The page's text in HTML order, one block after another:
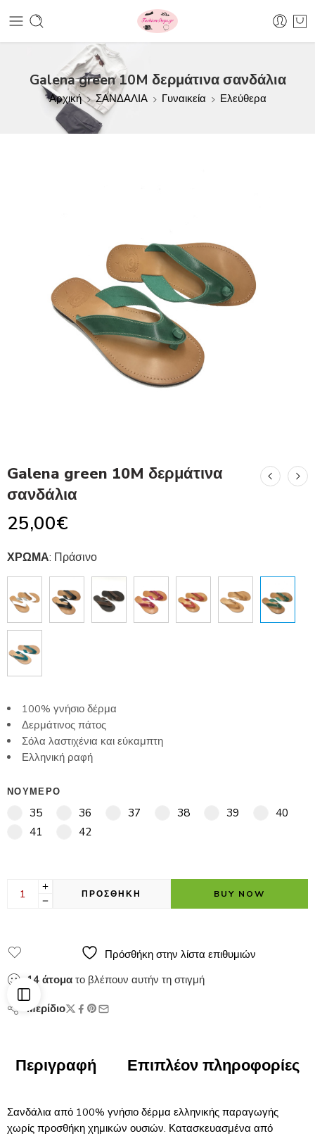
Galena green 10M δερμάτινα σανδάλια
Αρχική ΣΑΝΔΑΛΙΑ Γυναικεία Ελεύθερα
Galena green 10M δερμάτινα
σανδάλια
25,00€
ΧΡΩΜΑ: Πράσινο
100% γνήσιο δέρμα
Δερμάτινος πάτος
Σόλα λαστιχένια και εύκαμπτη
Ελληνική ραφή
ΝΟΥΜΕΡΟ
35 36 37 38 39
40
41
42
ΠΡΟΣΘΗΚΗ BUY NOW
Πρόσθήκη στην λίστα επιθυμιών
14 άτομα το βλέπουν αυτήν τη στιγμή
Μερίδιο
Περιγραφή Επιπλέον πληροφορίες
Σανδάλια από 100% γνήσιο δέρμα ελληνικής παραγωγής
χωρίς προσθήκη χημικών ουσιών. Κατασκευασμένα από